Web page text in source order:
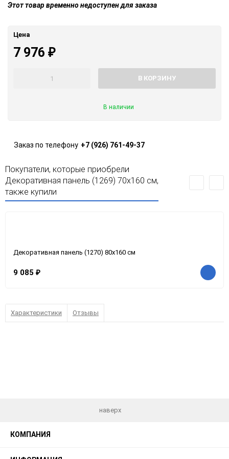
Этот товар временно недоступен для заказа
Цена
7 976 ₽
В КОРЗИНУ
В наличии
Заказ по телефону +7 (926) 761-49-37
Покупатели, которые приобрели
Декоративная панель (1269) 70x160 см,
также купили
Декоративная панель (1270) 80x160 см
9 085 ₽
Характеристики Отзывы
наверх
КОМПАНИЯ